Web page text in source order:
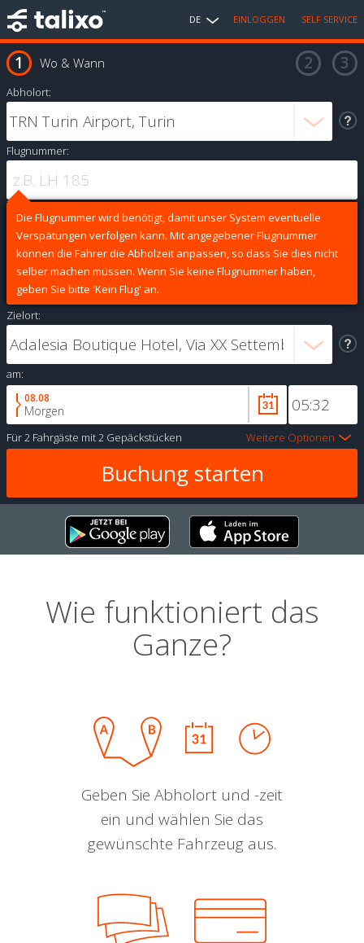
DE EINLOGGEN SELF SERVICE
Wo & Wann
Abholort:
Flugnummer:
Die Flugnummer wird benötigt, damit unser System eventuelle
Verspätungen verfolgen kann. Mit angegebener Flugnummer
können die Fahrer die Abholzeit anpassen, so dass Sie dies nicht
selber machen müssen. Wenn Sie keine Flugnummer haben,
geben Sie bitte 'Kein Flug' an.
Zielort:
am:
08.08
Morgen
Für2 Fahrgäste mit2 Gepäckstücken Weitere Optionen
Wie funktioniert das
Ganze?
Geben Sie Abholort und -zeit
ein und wählen Sie das
gewünschte Fahrzeug aus.